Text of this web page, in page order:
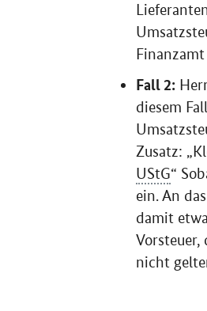
Fall 2:
diesem
Zusatz:
UStG“
ein. An
damit
Vorsteuer,
nicht